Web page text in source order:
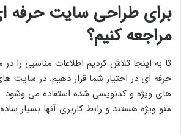
برای طراحی سایت حرفه
مراجعه کنیم؟
تا به اینجا تلاش کردیم اطلاعات مناسبی را
حرفه ای در اختیار شما قرار دهیم. در سایت
های ویژه و کدنویسی شده استفاده می
منو ویژه هستند و رابط کاربری آنها بسیار